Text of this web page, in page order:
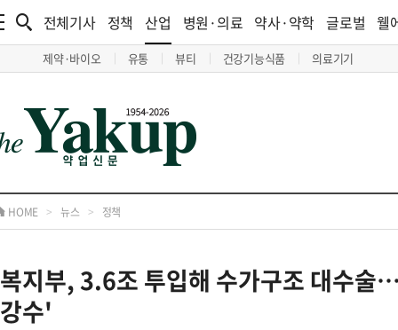
전체기사 정책 산업
제약·바이오 유통 뷰티 건강기능식품 의료기기
병원·의료 약사·약학 글로벌 웰
HOME > 뉴스 > 정책
복지부, 3.6조 투입해 수가구조 대수술
강수'